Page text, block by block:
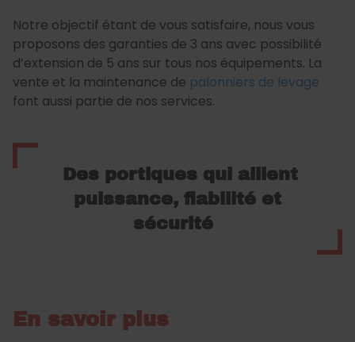
Notre objectif étant de vous satisfaire, nous vous
proposons des garanties de 3 ans avec possibilité
d’extension de 5 ans sur tous nos équipements. La
vente et la maintenance de palonniers de levage
font aussi partie de nos services.
Des portiques qui allient
puissance, fiabilité et
sécurité
En savoir plus